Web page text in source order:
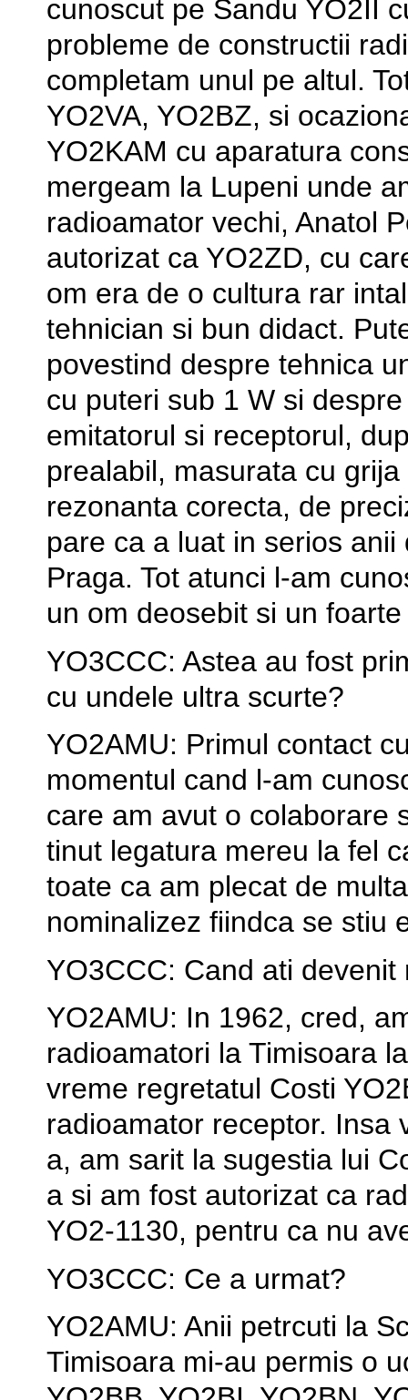
cunoscut pe Sandu YO2II
probleme de constructii
completam unul pe altul.
YO2VA, YO2BZ, si
YO2KAM cu aparatura
mergeam la Lupeni unde
radioamator vechi, Anatol
autorizat ca YO2ZD, cu
om era de o cultura rar
tehnician si bun didact.
povestind despre tehnica
cu puteri sub 1 W si
emitatorul si receptorul,
prealabil, masurata cu
rezonanta corecta, de
pare ca a luat in serios
Praga. Tot atunci l-am
un om deosebit si un
YO3CCC: Astea au fost
cu undele ultra scurte?
YO2AMU: Primul contact
momentul cand l-am
care am avut o colaborare
tinut legatura mereu la fel
toate ca am plecat de
nominalizez fiindca se stiu
YO3CCC: Cand ati devenit
YO2AMU: In 1962, cred,
radioamatori la Timisoara
vreme regretatul Costi
radioamator receptor. Insa
a, am sarit la sugestia lui
a si am fost autorizat ca
YO2-1130, pentru ca nu
YO3CCC: Ce a urmat?
YO2AMU: Anii petrcuti la
Timisoara mi-au permis o